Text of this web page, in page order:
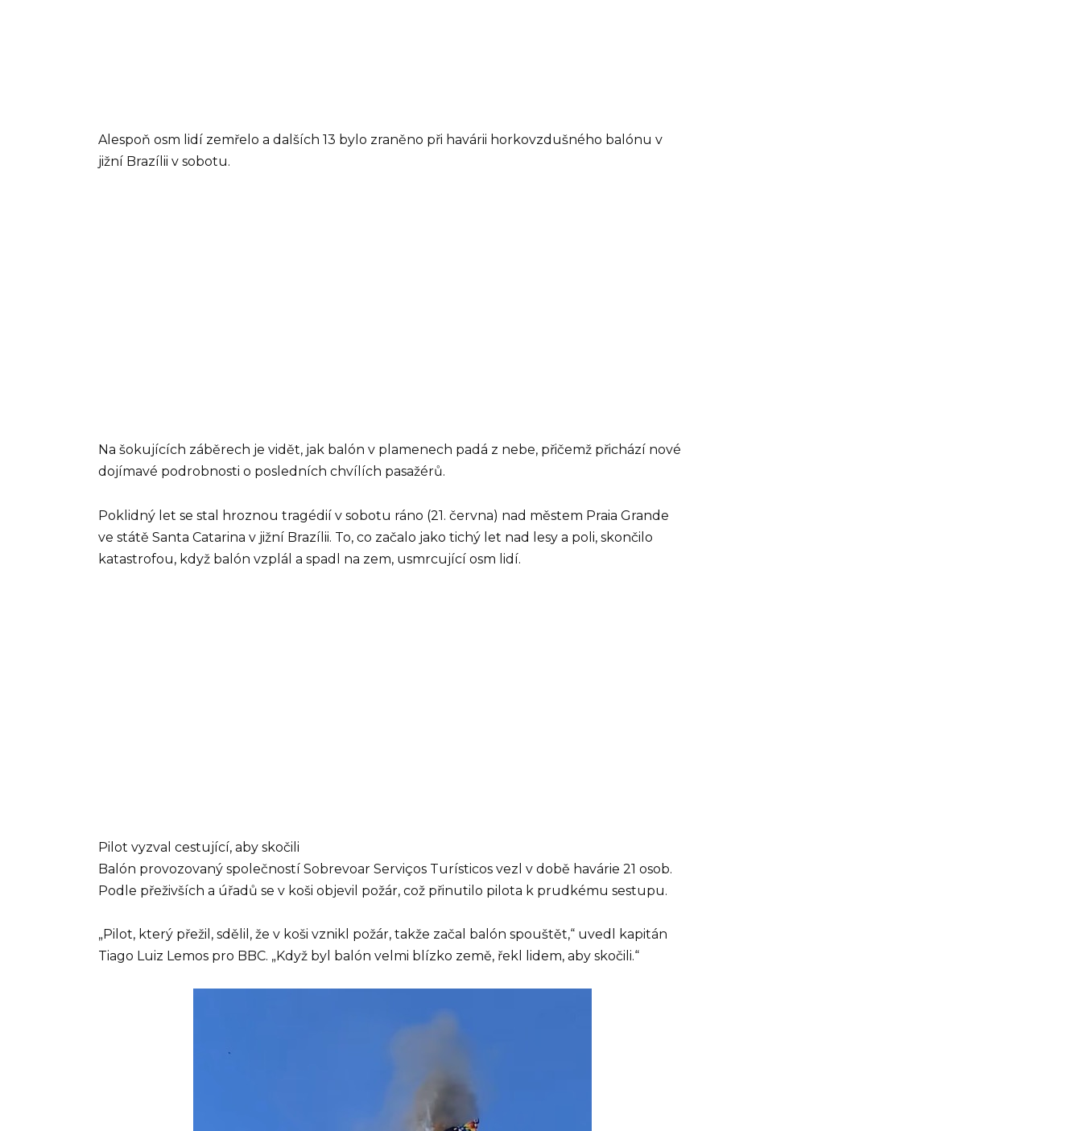
Alespoň osm lidí zemřelo a dalších 13 bylo zraněno při havárii horkovzdušného balónu v
jižní Brazílii v sobotu.
Na šokujících záběrech je vidět, jak balón v plamenech padá z nebe, přičemž přichází nové
dojímavé podrobnosti o posledních chvílích pasažérů.
Poklidný let se stal hroznou tragédií v sobotu ráno (21. června) nad městem Praia Grande
ve státě Santa Catarina v jižní Brazílii. To, co začalo jako tichý let nad lesy a poli, skončilo
katastrofou, když balón vzplál a spadl na zem, usmrcující osm lidí.
Pilot vyzval cestující, aby skočili
Balón provozovaný společností Sobrevoar Serviços Turísticos vezl v době havárie 21 osob.
Podle přeživších a úřadů se v koši objevil požár, což přinutilo pilota k prudkému sestupu.
„Pilot, který přežil, sdělil, že v koši vznikl požár, takže začal balón spouštět,“ uvedl kapitán
Tiago Luiz Lemos pro BBC. „Když byl balón velmi blízko země, řekl lidem, aby skočili.“